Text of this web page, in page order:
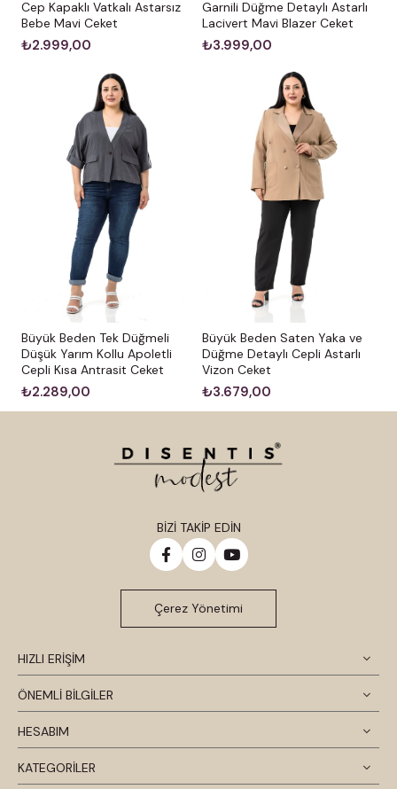
Cep Kapaklı Vatkalı Astarsız
Bebe Mavi Ceket
₺2.999,00
Garnili Düğme Detaylı Astarlı
Lacivert Mavi Blazer Ceket
₺3.999,00
Büyük Beden Tek Düğmeli
Düşük Yarım Kollu Apoletli
Cepli Kısa Antrasit Ceket
₺2.289,00
Büyük Beden Saten Yaka ve
Düğme Detaylı Cepli Astarlı
Vizon Ceket
₺3.679,00
HIZLI ERİŞİM
ÖNEMLİ BİLGİLER
HESABIM
KATEGORİLER
BİZİ TAKİP EDİN
Çerez Yönetimi